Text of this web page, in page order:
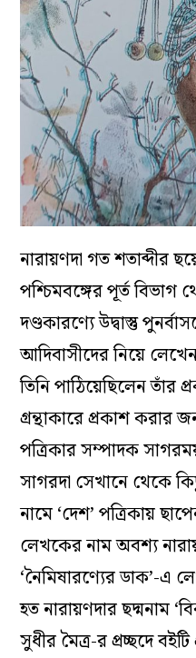
নারায়ণদা গত শতাব্দীর
পশ্চিমবঙ্গের পূর্ত বিভাগ
দণ্ডকারণ্যে উদ্বাস্তু
আদিবাসীদের নিয়ে
তিনি পাঠিয়েছিলেন
গ্রন্থাকারে প্রকাশ করার
পত্রিকার সম্পাদক
সাগরদা সেখানে থেকে
নামে ‘দেশ’ পত্রিকায়
লেখকের নাম অবশ্য
‘নৈমিষারণ্যের ডাক’-এ
হত নারায়ণদার ছদ্মনাম
সুধীর মৈত্র-র প্রচ্ছদে